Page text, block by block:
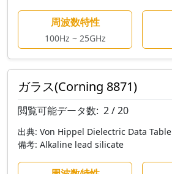
周波数特性
100Hz ~ 25GHz
ガラス(Corning 8871)
閲覧可能データ数: 2 / 20
出典: Von Hippel Dielectric Data Table
備考: Alkaline lead silicate